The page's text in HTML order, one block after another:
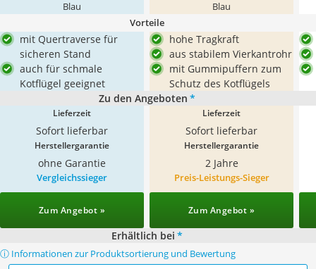
Blau Blau
Vorteile
mit Quertraverse für
sicheren Stand
auch für schmale
Kotflügel geeignet
hohe Tragkraft
aus stabilem Vierkantrohr
mit Gummipuffern zum
Schutz des Kotflügels
Zu den Angeboten *
Lieferzeit
Sofort lieferbar
Lieferzeit
Sofort lieferbar
Herstellergarantie
ohne Garantie
Herstellergarantie
2 Jahre
Vergleichssieger
Zum Angebot »
Preis-Leistungs-Sieger
Zum Angebot »
Erhältlich bei *
ⓘ Informationen zur Produktsortierung und Bewertung